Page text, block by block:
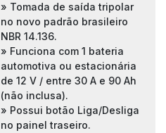
» Tomada de saída tripolar
no novo padrão brasileiro
NBR 14.136.
» Funciona com 1 bateria
automotiva ou estacionária
de 12 V / entre 30 A e 90 Ah
(não inclusa).
» Possui botão Liga/Desliga
no painel traseiro.